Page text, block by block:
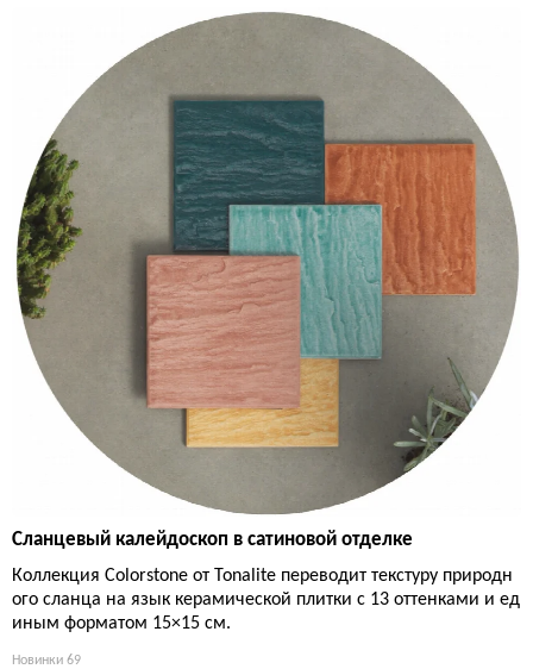
Сланцевый калейдоскоп в сатиновой отделке
Коллекция Colorstone от Tonalite переводит текстуру природн
ого сланца на язык керамической плитки с 13 оттенками и ед
иным форматом 15×15 см.
Новинки 69